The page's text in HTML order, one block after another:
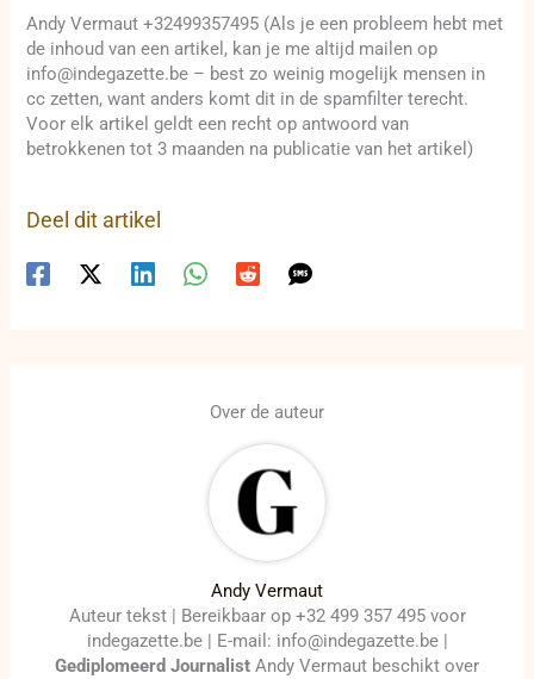
Andy Vermaut +32499357495 (Als je een probleem hebt met
de inhoud van een artikel, kan je me altijd mailen op
info@indegazette.be – best zo weinig mogelijk mensen in
cc zetten, want anders komt dit in de spamfilter terecht.
Voor elk artikel geldt een recht op antwoord van
betrokkenen tot 3 maanden na publicatie van het artikel)
Deel dit artikel
Over de auteur
Andy Vermaut
Auteur tekst | Bereikbaar op +32 499 357 495 voor
indegazette.be | E-mail: info@indegazette.be |
Gediplomeerd Journalist Andy Vermaut beschikt over